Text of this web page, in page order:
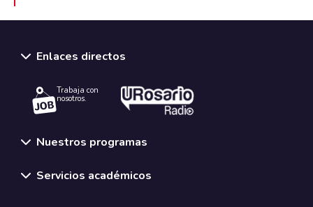
Enlaces directos
Trabaja con
nosotros.
Nuestros programas
Servicios académicos